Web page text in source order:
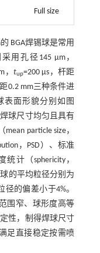
Full size
BGA焊锡球是常用
用孔径145 μm，
， tup=200 μs，杆距
0.2 mm三种条件进
表面形貌分别如图
球尺寸均匀且具有
particle size，
，PSD）、标准
统计（sphericity，
球的平均粒径分别为
径的偏差小于4%。
围窄、球形度高等
性，制得焊球尺寸
足直接稳定按需喷